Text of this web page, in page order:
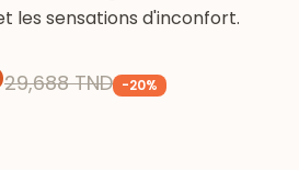
les sensations d'inconfort.
29,688 TND -20%